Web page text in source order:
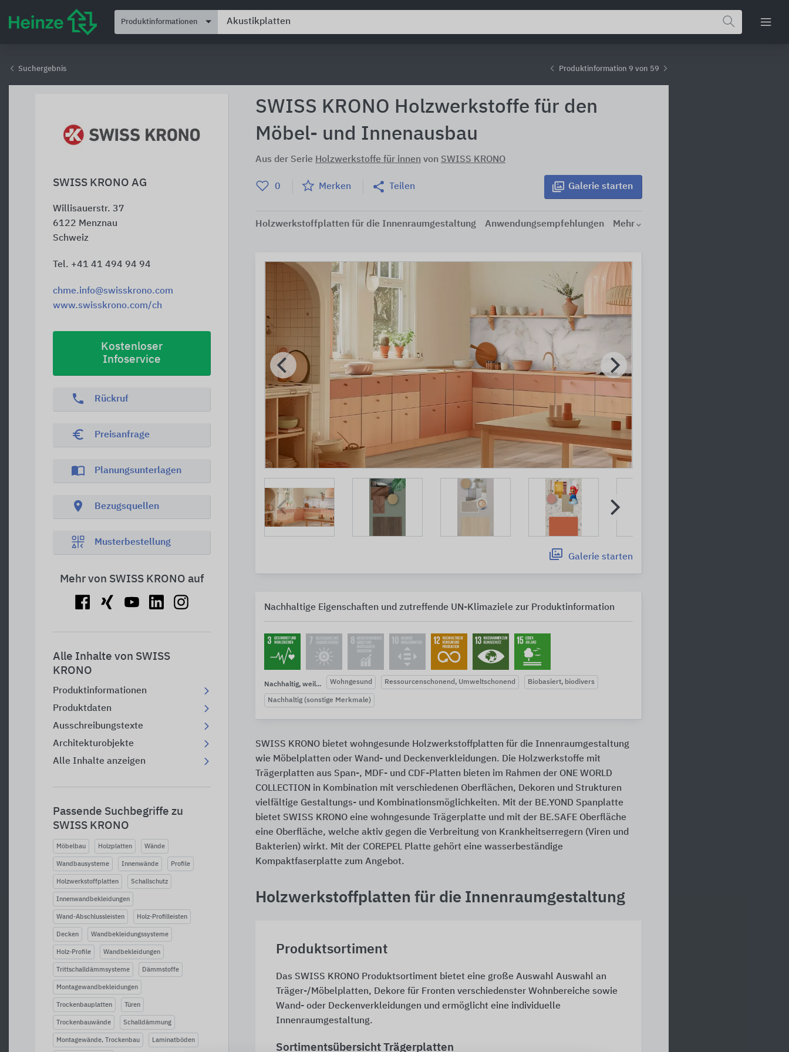
Produktinformationen
Suchergebnis Produktinformation 9 von 59
SWISS KRONO AG
Willisauerstr. 37
6122 Menznau
Schweiz
Tel. +41 41 494 94 94
chme.info@swisskrono.com
www.swisskrono.com/ch
Kostenloser
Infoservice
phone Rückruf
euro_symbol Preisanfrage
import_contacts Planungsunterlagen
location_on Bezugsquellen
Musterbestellung
Mehr von SWISS KRONO auf
Alle Inhalte von SWISS
KRONO
Produktinformationen
Produktdaten
Ausschreibungstexte
Architekturobjekte
Alle Inhalte anzeigen
Passende Suchbegriffe zu
SWISS KRONO
Möbelbau Holzplatten Wände
Wandbausysteme Innenwände Profile
Holzwerkstoffplatten Schallschutz
Innenwandbekleidungen
Wand-Abschlussleisten Holz-Profilleisten
Decken Wandbekleidungssysteme
Holz-Profile Wandbekleidungen
Trittschalldämmsysteme Dämmstoffe
Montagewandbekleidungen
Trockenbauplatten Türen
Trockenbauwände Schalldämmung
Montagewände, Trockenbau Laminatböden
SWISS KRONO Holzwerkstoffe für den
Möbel- und Innenausbau
Aus der Serie Holzwerkstoffe für innen von SWISS KRONO
0 Merken Teilen Galerie starten
Holzwerkstoffplatten für die Innenraumgestaltung Anwendungsempfehlungen Mehr
Galerie starten
Nachhaltige Eigenschaften und zutreffende UN-Klimaziele zur Produktinformation
Nachhaltig, weil... Wohngesund Ressourcenschonend, Umweltschonend Biobasiert, biodivers
Nachhaltig (sonstige Merkmale)
SWISS KRONO bietet wohngesunde Holzwerkstoffplatten für die Innenraumgestaltung
wie Möbelplatten oder Wand- und Deckenverkleidungen. Die Holzwerkstoffe mit
Trägerplatten aus Span-, MDF- und CDF-Platten bieten im Rahmen der ONE WORLD
COLLECTION in Kombination mit verschiedenen Oberflächen, Dekoren und Strukturen
vielfältige Gestaltungs- und Kombinationsmöglichkeiten. Mit der BE.YOND Spanplatte
bietet SWISS KRONO eine wohngesunde Trägerplatte und mit der BE.SAFE Oberfläche
eine Oberfläche, welche aktiv gegen die Verbreitung von Krankheitserregern (Viren und
Bakterien) wirkt. Mit der COREPEL Platte gehört eine wasserbeständige
Kompaktfaserplatte zum Angebot.
Holzwerkstoffplatten für die Innenraumgestaltung
Produktsortiment
Das SWISS KRONO Produktsortiment bietet eine große Auswahl Auswahl an
Träger-/Möbelplatten, Dekore für Fronten verschiedenster Wohnbereiche sowie
Wand- oder Deckenverkleidungen und ermöglicht eine individuelle
Innenraumgestaltung.
Sortimentsübersicht Trägerplatten